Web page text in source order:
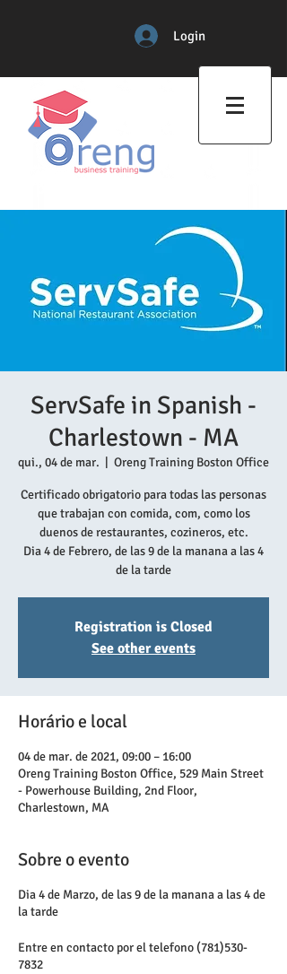
Login
ServSafe in Spanish -
Charlestown - MA
qui., 04 de mar. Oreng Training Boston Office
Certificado obrigatorio para todas las personas
que trabajan con comida, com, como los
duenos de restaurantes, cozineros, etc.
Dia 4 de Febrero, de las 9 de la manana a las 4
de la tarde
Registration is Closed
See other events
Horário e local
04 de mar. de 2021, 09:00 – 16:00
Oreng Training Boston Office, 529 Main Street
- Powerhouse Building, 2nd Floor,
Charlestown, MA
Sobre o evento
Dia 4 de Marzo, de las 9 de la manana a las 4 de
la tarde
Entre en contacto por el telefono (781)530-
7832